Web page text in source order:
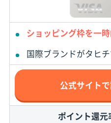
ショッピング枠を一
国際ブランドがタヒ
公式サイト
ポイント還